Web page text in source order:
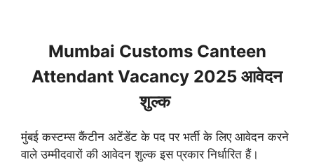
Mumbai Customs Canteen
Attendant Vacancy 2025 आवेदन
शुल्क
मुंबई कस्टम्स कैंटीन अटेंडेंट के पद पर भर्ती के लिए आवेदन करने
वाले उम्मीदवारों की आवेदन शुल्क इस प्रकार निर्धारित हैं।